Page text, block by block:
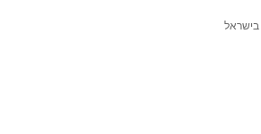
בישראל